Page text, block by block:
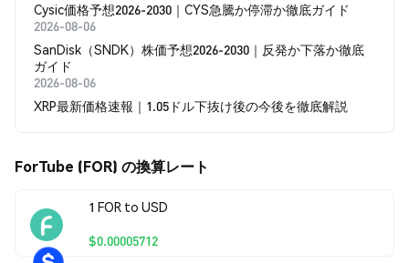
Cysic価格予想2026-2030｜CYS急騰か停滞か徹底ガイド
2026-08-06
SanDisk（SNDK）株価予想2026-2030｜反発か下落か徹底
ガイド
2026-08-06
XRP最新価格速報｜1.05ドル下抜け後の今後を徹底解説
ForTube (FOR) の換算レート
1 FOR to USD
$0.00005712